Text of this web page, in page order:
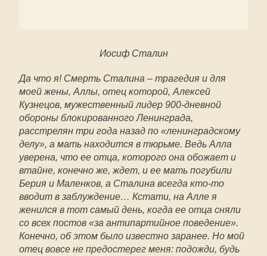
Иосиф Сталин
Да что я! Смерть Сталина – трагедия и для
моей жены, Аллы, отец которой, Алексей
Кузнецов, мужественный лидер 900-дневной
обороны блокированного Ленинграда,
расстрелян три года назад по «ленинградскому
делу», а мать находится в тюрьме. Ведь Алла
уверена, что ее отца, которого она обожает и
втайне, конечно же, ждет, и ее мать погубили
Берия и Маленков, а Сталина всегда кто-то
вводит в заблуждение… Кстати, на Алле я
женился в тот самый день, когда ее отца сняли
со всех постов «за антипартийное поведение».
Конечно, об этом было известно заранее. Но мой
отец вовсе не предостерег меня: подожди, будь